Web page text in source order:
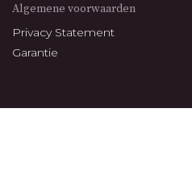
Algemene voorwaarden
Privacy Statement
Garantie